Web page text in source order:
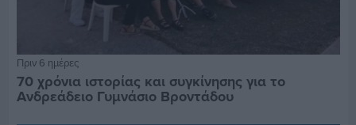
Πριν 6 ημέρες
70 χρόνια ιστορίας και συγκίνησης για το
Ανδρεάδειο Γυμνάσιο Βροντάδου